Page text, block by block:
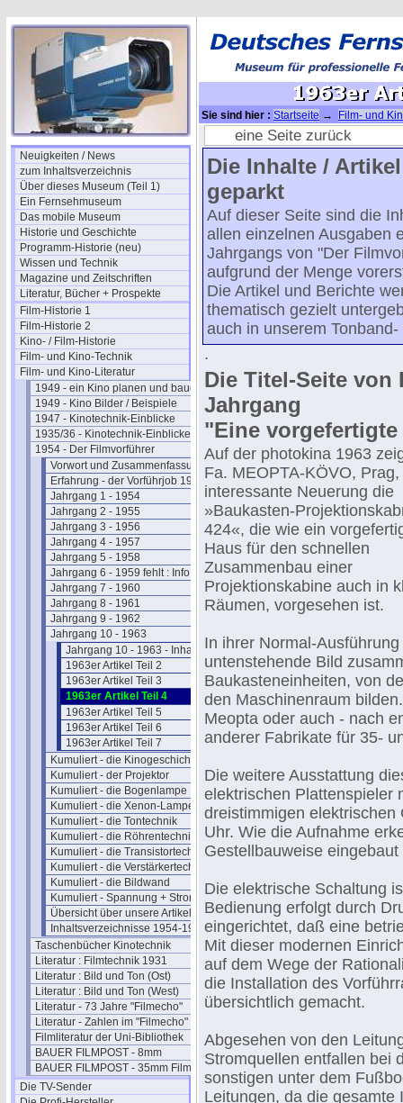
Neuigkeiten / News
zum Inhaltsverzeichnis
Über dieses Museum (Teil 1)
Ein Fernsehmuseum
Das mobile Museum
Historie und Geschichte
Programm-Historie (neu)
Wissen und Technik
Magazine und Zeitschriften
Literatur, Bücher + Prospekte
Film-Historie 1
Film-Historie 2
Kino- / Film-Historie
Film- und Kino-Technik
Film- und Kino-Literatur
1949 - ein Kino planen und bauen
1949 - Kino Bilder / Beispiele
1947 - Kinotechnik-Einblicke
1935/36 - Kinotechnik-Einblicke
1954 - Der Filmvorführer
Vorwort und Zusammenfassung
Erfahrung - der Vorführjob 1965
Jahrgang 1 - 1954
Jahrgang 2 - 1955
Jahrgang 3 - 1956
Jahrgang 4 - 1957
Jahrgang 5 - 1958
Jahrgang 6 - 1959 fehlt : Info
Jahrgang 7 - 1960
Jahrgang 8 - 1961
Jahrgang 9 - 1962
Jahrgang 10 - 1963
Jahrgang 10 - 1963 - Inhalt
1963er Artikel Teil 2
1963er Artikel Teil 3
1963er Artikel Teil 4
1963er Artikel Teil 5
1963er Artikel Teil 6
1963er Artikel Teil 7
Kumuliert - die Kinogeschichte
Kumuliert - der Projektor
Kumuliert - die Bogenlampe
Kumuliert - die Xenon-Lampe
Kumuliert - die Tontechnik
Kumuliert - die Röhrentechnik
Kumuliert - die Transistortechnik
Kumuliert - die Verstärkertechnik
Kumuliert - die Bildwand
Kumuliert - Spannung + Strom
Übersicht über unsere Artikel
Inhaltsverzeichnisse 1954-1963
Taschenbücher Kinotechnik
Literatur : Filmtechnik 1931
Literatur : Bild und Ton (Ost)
Literatur : Bild und Ton (West)
Literatur - 73 Jahre "Filmecho"
Literatur - Zahlen im "Filmecho"
Filmliteratur der Uni-Bibliothek
BAUER FILMPOST - 8mm
BAUER FILMPOST - 35mm Film
Die TV-Sender
Sie sind hier : Startseite →
Film- und
1963er Artikel Teil 4
eine Seite zurück
Die Inhalte /
geparkt
Auf dieser Seite sind die
allen einzelnen Ausgaben
Jahrgangs von "Der
aufgrund der Menge
Die Artikel und Berichte
thematisch gezielt
auch in unserem
.
Die Titel-Seite von
Jahrgang
"Eine
Auf der photokina 1963
Fa. MEOPTA-KÖVO, Prag,
interessante Neuerung die
»Baukasten-
424«, die wie ein
Haus für den schnellen
Zusammenbau einer
Projektionskabine auch in
Räumen, vorgesehen ist.
In ihrer Normal-
untenstehende Bild
Baukasteneinheiten, von
den Maschinenraum
Meopta oder auch - nach
anderer Fabrikate für 35-
Die weitere Ausstattung
elektrischen Plattenspieler
dreistimmigen elektrischen
Uhr. Wie die Aufnahme
Gestellbauweise
Die elektrische Schaltung
Bedienung erfolgt durch
eingerichtet, daß eine
Mit dieser modernen
auf dem Wege der
die Installation des
übersichtlich gemacht.
Abgesehen von den
Stromquellen entfallen bei
sonstigen unter dem
Leitungen, da die gesamte